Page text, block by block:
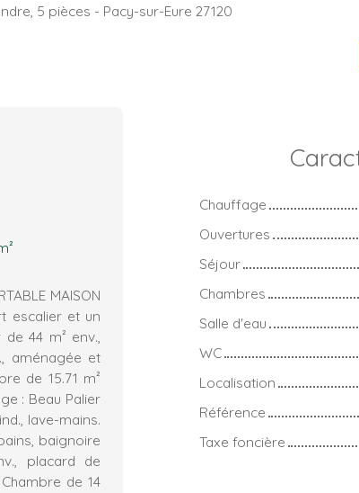
5 pièces - Pacy-sur-Eure 27120
MAISON
escalier et un
44 m² env.,
aménagée et
de 15.71 m²
: Beau Palier
lave-mains.
baignoire
placard de
de 14
Chauffage
Ouvertures
Séjour
Chambres
Salle d'eau
WC
Localisation
Référence
Taxe foncière